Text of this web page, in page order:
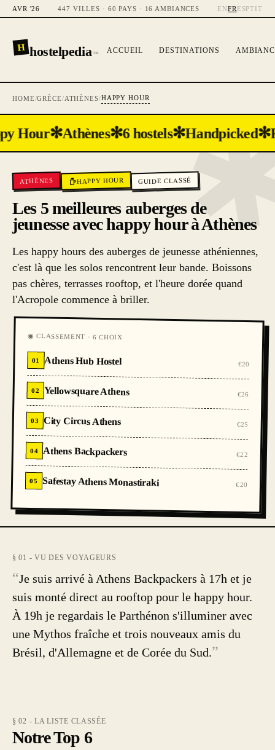
AVR '26 447 VILLES · 60 PAYS · 16 AMBIANCES ENFR ESPTIT
H hostelpedia™ ACCUEIL DESTINATIONS
HOME/GRÈCE/ATHÈNES/HAPPY HOUR
Hour✻Athènes✻6 hostels✻Handpicked✻
ATHÈNES HAPPY HOUR GUIDE CLASSÉ
Les 5 meilleures auberges de
jeunesse avec happy hour à Athènes
Les happy hours des auberges de jeunesse athéniennes,
c'est là que les solos rencontrent leur bande. Boissons
pas chères, terrasses rooftop, et l'heure dorée quand
l'Acropole commence à briller.
◉ CLASSEMENT · 6 CHOIX
01 Athens Hub Hostel €20
02 Yellowsquare Athens €26
03 City Circus Athens €25
04 Athens Backpackers €22
05 Safestay Athens Monastiraki €20
§ 01 - VU DES VOYAGEURS
“Je suis arrivé à Athens Backpackers à 17h et je
suis monté direct au rooftop pour le happy hour.
À 19h je regardais le Parthénon s'illuminer avec
une Mythos fraîche et trois nouveaux amis du
Brésil, d'Allemagne et de Corée du Sud.”
§ 02 - LA LISTE CLASSÉE
Notre Top 6